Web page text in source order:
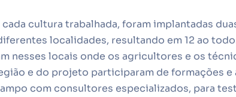
cada cultura trabalhada, foram implantadas
localidades, resultando em 12 ao
nesses locais onde os agricultores e os
e do projeto participaram de formações e
com consultores especializados, para